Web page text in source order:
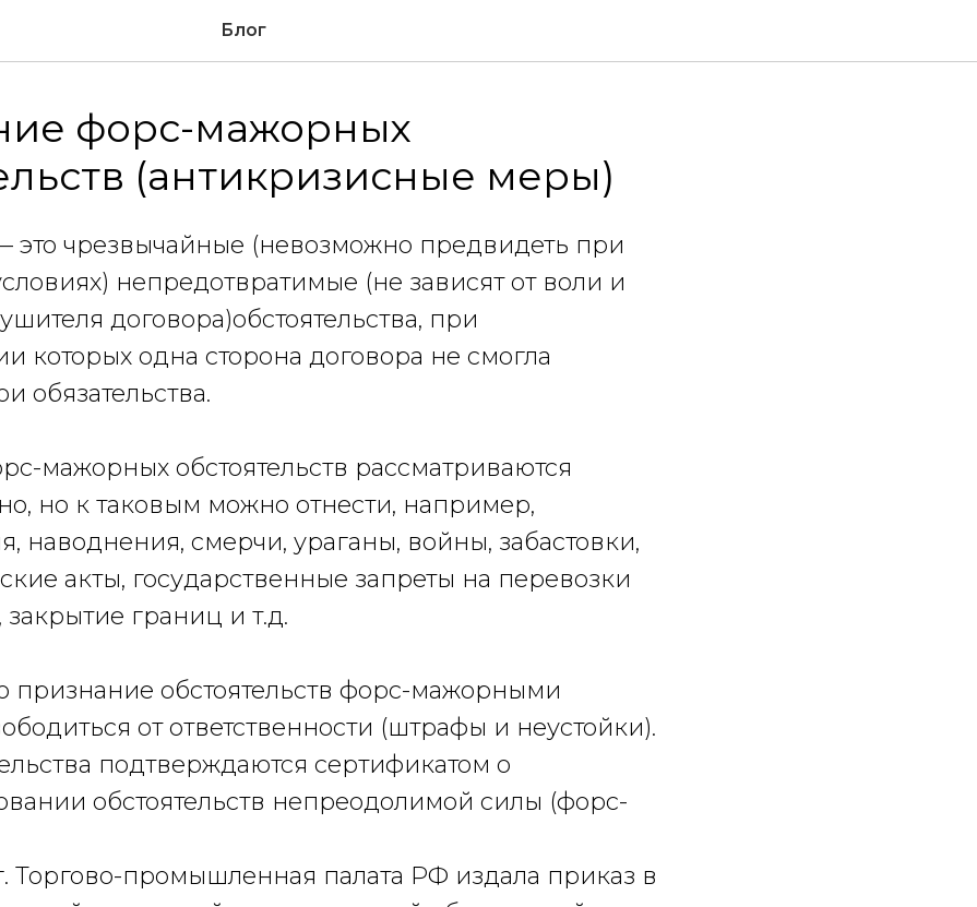
Блог
форс-мажорных
(антикризисные меры)
чрезвычайные (невозможно предвидеть при
непредотвратимые (не зависят от воли и
договора)обстоятельства, при
которых одна сторона договора не смогла
обязательства.
мажорных обстоятельств рассматриваются
но к таковым можно отнести, например,
наводнения, смерчи, ураганы, войны, забастовки,
акты, государственные запреты на перевозки
границ и т.д.
признание обстоятельств форс-мажорными
от ответственности (штрафы и неустойки).
подтверждаются сертификатом о
обстоятельств непреодолимой силы (форс-
Торгово-промышленная палата РФ издала приказ в